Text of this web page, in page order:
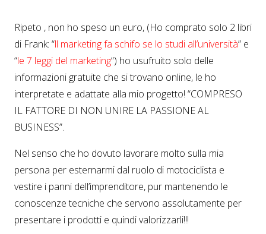
Ripeto , non ho speso un euro, (Ho comprato solo 2 libri
di Frank: “ll marketing fa schifo se lo studi all’università” e
“le 7 leggi del marketing“) ho usufruito solo delle
informazioni gratuite che si trovano online, le ho
interpretate e adattate alla mio progetto! “COMPRESO
IL FATTORE DI NON UNIRE LA PASSIONE AL
BUSINESS”.
Nel senso che ho dovuto lavorare molto sulla mia
persona per esternarmi dal ruolo di motociclista e
vestire i panni dell’imprenditore, pur mantenendo le
conoscenze tecniche che servono assolutamente per
presentare i prodotti e quindi valorizzarli!!!